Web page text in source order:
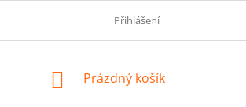
PODMÍNKY OCHRANY OSOBNÍCH
Přihlášení
NÁKUPNÍ
Prázdný košík